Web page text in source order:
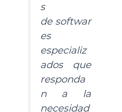
s
de softwar
es
especializ
adosque
responda
n a la
necesidad